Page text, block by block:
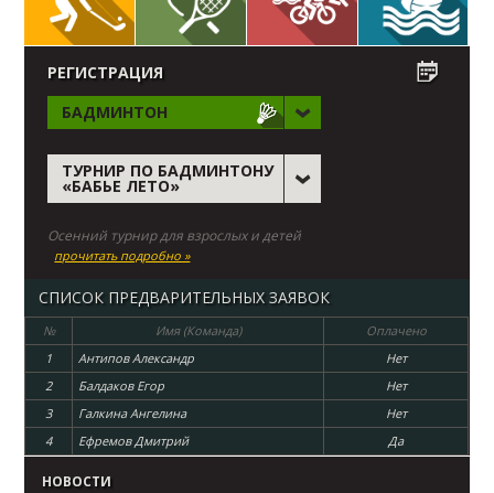
РЕГИСТРАЦИЯ
БАДМИНТОН
ТУРНИР ПО БАДМИНТОНУ
«БАБЬЕ ЛЕТО»
Осенний турнир для взрослых и детей
прочитать подробно »
СПИСОК ПРЕДВАРИТЕЛЬНЫХ ЗАЯВОК
№ Имя (Команда)
Оплачено
1
Антипов Александр
Нет
2
Балдаков Егор
Нет
3
Галкина Ангелина
Нет
4
Ефремов Дмитрий Да
НОВОСТИ